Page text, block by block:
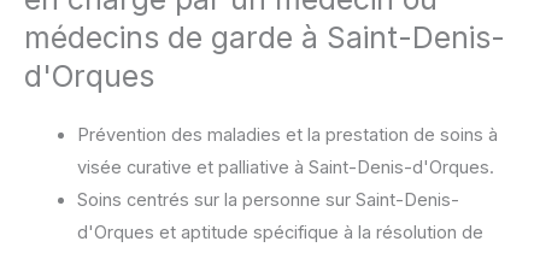
médecins de garde à Saint-Denis-
d'Orques
Prévention des maladies et la prestation de soins à
visée curative et palliative à Saint-Denis-d'Orques.
Soins centrés sur la personne sur Saint-Denis-
d'Orques et aptitude spécifique à la résolution de